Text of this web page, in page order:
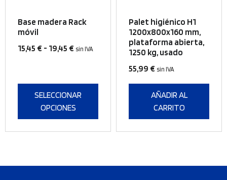
de
producto
Base madera Rack
móvil
15,45 € - 19,45 € Rango
desde
15,45 €
hasta
sin IVA
SELECCIONAR
OPCIONES
producto
tiene
variantes.
pueden
elegir
en
de
Palet higiénico H1
1200x800x160 mm,
plataforma abierta,
1250 kg, usado
55,99 € sin IVA
AÑADIR AL
CARRITO